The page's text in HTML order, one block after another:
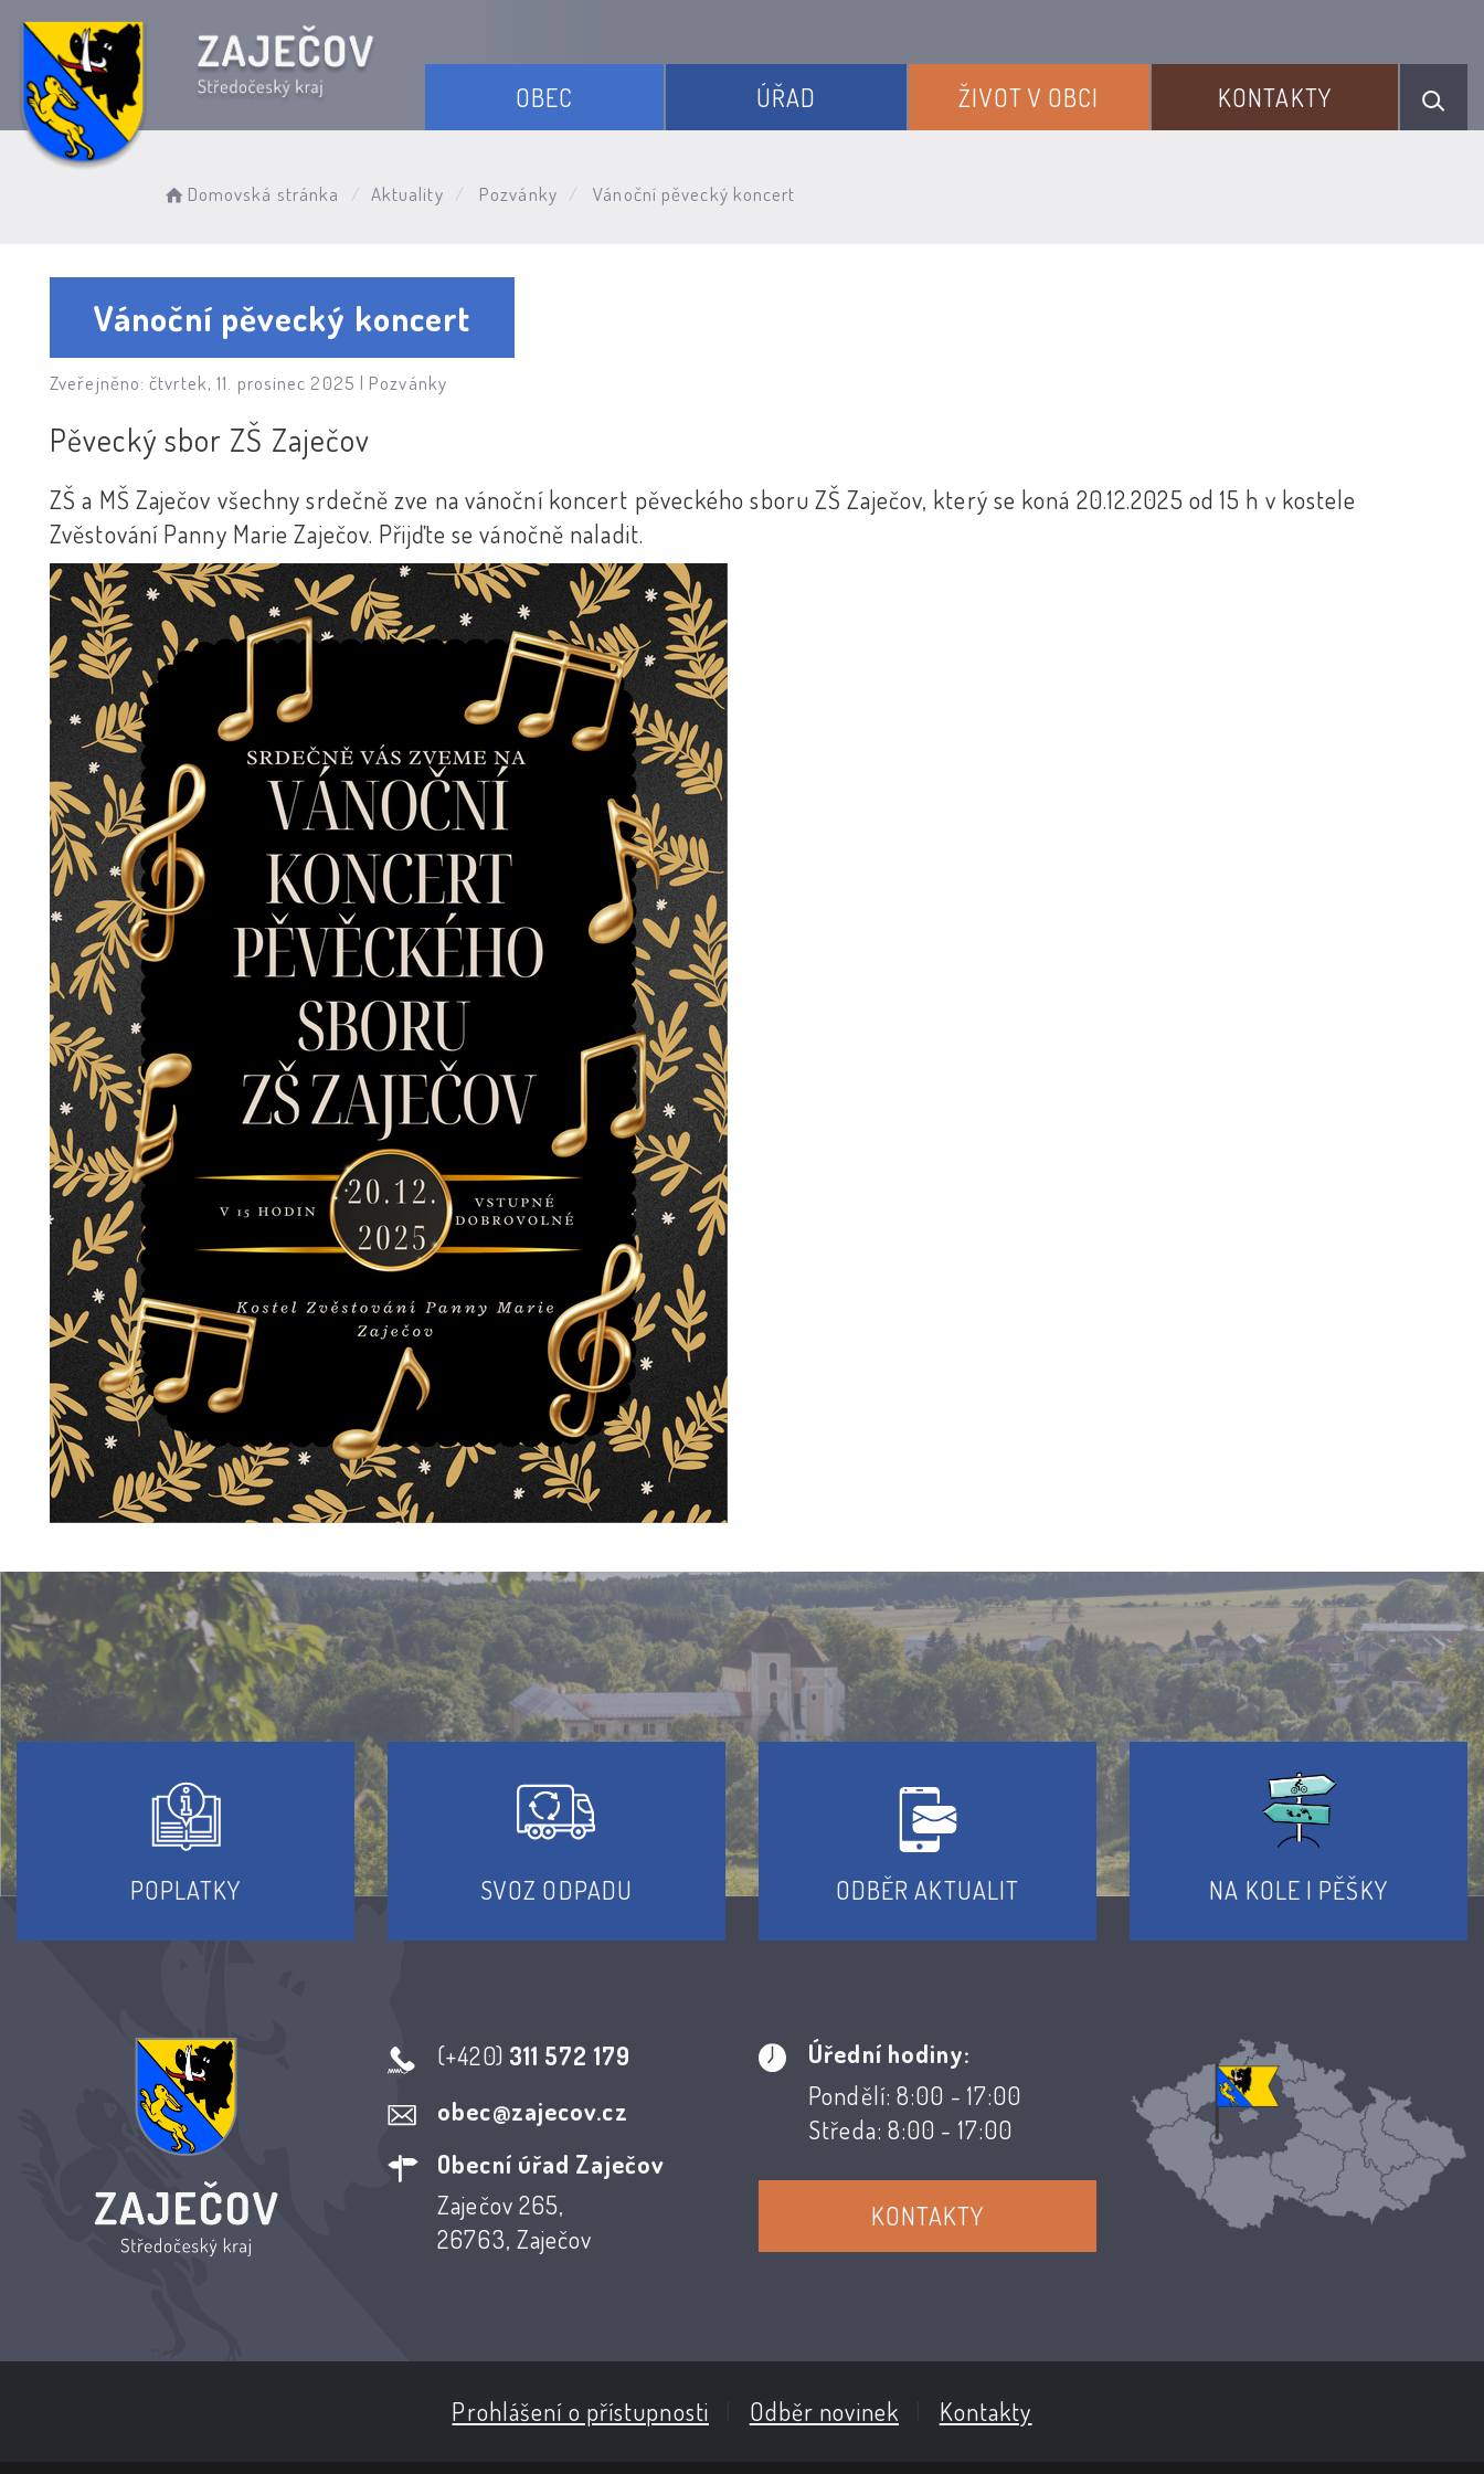
OBEC ÚŘAD ŽIVOT V OBCI KONTAKTY
Domovská stránka Aktuality Pozvánky Vánoční pěvecký koncert
Vánoční pěvecký koncert
Zveřejněno: čtvrtek, 11. prosinec 2025 | Pozvánky
Pěvecký sbor ZŠ Zaječov
ZŠ a MŠ Zaječov všechny srdečně zve na vánoční koncert pěveckého sboru ZŠ Zaječov, který se koná 20.12.2025 od 15 h v kostele
Zvěstování Panny Marie Zaječov. Přijďte se vánočně naladit.
POPLATKY SVOZ ODPADU ODBĚR AKTUALIT NA KOLE I PĚŠKY
(+420) 311 572 179
obec@zajecov.cz
Obecní úřad Zaječov
Zaječov 265,
26763, Zaječov
Úřední hodiny:
Pondělí: 8:00 - 17:00
Středa: 8:00 - 17:00
KONTAKTY
Prohlášení o přístupnosti Odběr novinek Kontakty